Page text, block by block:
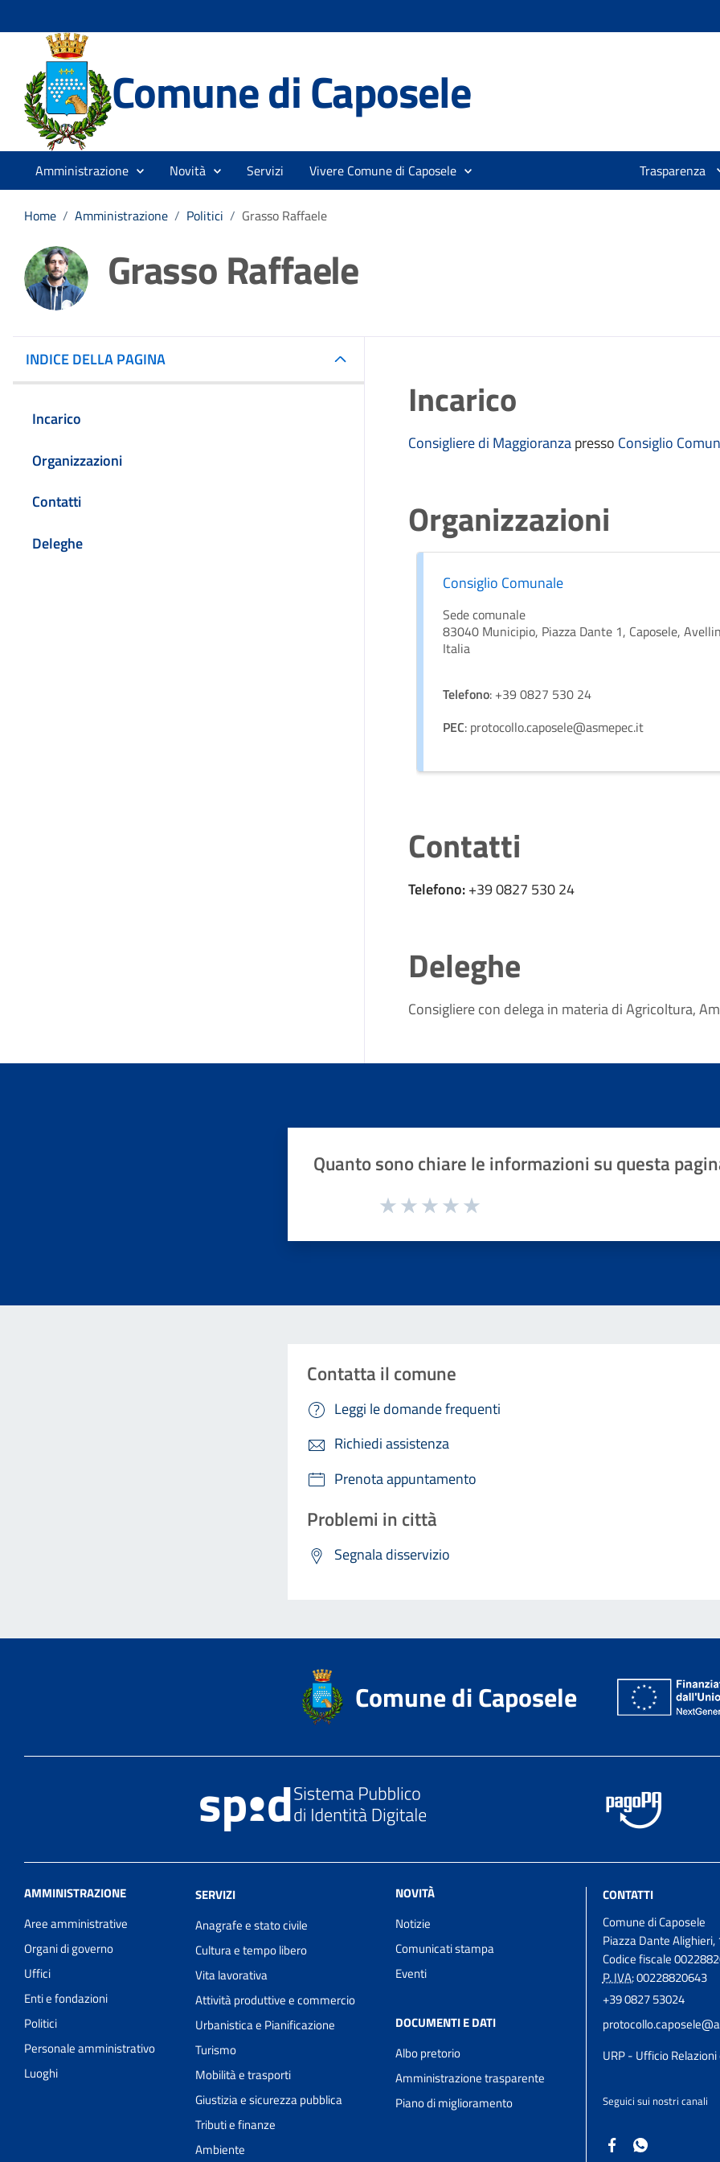
Comune di Caposele
Amministrazione Novità Servizi Vivere Comune di Caposele Trasparenza
Home / Amministrazione / Politici / Grasso Raffaele
Grasso Raffaele
INDICE DELLA PAGINA
Incarico
Organizzazioni
Contatti
Deleghe
Incarico
Consigliere di Maggioranzapresso Consiglio
Organizzazioni
Consiglio Comunale
Sede comunale
83040 Municipio, Piazza Dante 1, Caposele,
Italia
Telefono: +39 0827 530 24
PEC: protocollo.caposele@asmepec.it
Contatti
Telefono:+39 0827 530 24
Deleghe
Consigliere con delega in materia di Agricoltura,
Quanto sono chiare le informazioni su questa
Valuta da 1 a 5 stelle la pagina
Contatta il comune
Leggi le domande frequenti
Richiedi assistenza
Prenota appuntamento
Problemi in città
Segnala disservizio
Comune di Caposele
AMMINISTRAZIONE
Aree amministrative
Organi di governo
Uffici
Enti e fondazioni
Politici
Personale amministrativo
Luoghi
SERVIZI
Anagrafe e stato civile
Cultura e tempo libero
Vita lavorativa
Attività produttive e commercio
Urbanistica e Pianificazione
Turismo
Mobilità e trasporti
Giustizia e sicurezza pubblica
Tributi e finanze
Ambiente
NOVITÀ
Notizie
Comunicati stampa
Eventi
DOCUMENTI E DATI
Albo pretorio
Amministrazione trasparente
Piano di miglioramento
CONTATTI
Comune di Caposele
Piazza Dante Alighieri,
Codice fiscale
P. IVA:00228820643
+39 0827 53024
URP - Ufficio
Seguici sui nostri canali